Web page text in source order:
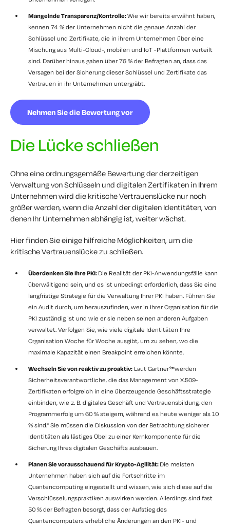
Mangelnde Transparenz/Kontrolle:Wie wir bereits erwähnt haben,
kennen 74 % der Unternehmen nicht die genaue Anzahl der
Schlüssel und Zertifikate, die in ihrem Unternehmen über eine
Mischung aus Multi-Cloud-, mobilen und IoT -Plattformen verteilt
sind. Darüber hinaus gaben über 76 % der Befragten an, dass das
Versagen bei der Sicherung dieser Schlüssel und Zertifikate das
Vertrauen in ihr Unternehmen untergräbt.
Nehmen Sie die Bewertung vor
Die Lücke schließen
Ohne eine ordnungsgemäße Bewertung der derzeitigen
Verwaltung von Schlüsseln und digitalen Zertifikaten in Ihrem
Unternehmen wird die kritische Vertrauenslücke nur noch
größer werden, wenn die Anzahl der digitalen Identitäten, von
denen Ihr Unternehmen abhängig ist, weiter wächst.
Hier finden Sie einige hilfreiche Möglichkeiten, um die
kritische Vertrauenslücke zu schließen.
Überdenken Sie Ihre PKI: Die Realität der PKI-Anwendungsfälle kann
überwältigend sein, und es ist unbedingt erforderlich, dass Sie eine
langfristige Strategie für die Verwaltung Ihrer PKI haben. Führen Sie
ein Audit durch, um herauszufinden, wer in Ihrer Organisation für die
PKI zuständig ist und wie er sie neben seinen anderen Aufgaben
verwaltet. Verfolgen Sie, wie viele digitale Identitäten Ihre
Organisation Woche für Woche ausgibt, um zu sehen, wo die
maximale Kapazität einen Breakpoint erreichen könnte.
Wechseln Sie von reaktiv zu proaktiv: Laut Gartner*"werden
Sicherheitsverantwortliche, die das Management von X.509-
Zertifikaten erfolgreich in eine überzeugende Geschäftsstrategie
einbinden, wie z. B. digitales Geschäft und Vertrauensbildung, den
Programmerfolg um 60 % steigern, während es heute weniger als 10
% sind." Sie müssen die Diskussion von der Betrachtung sicherer
Identitäten als lästiges Übel zu einer Kernkomponente für die
Sicherung Ihres digitalen Geschäfts ausbauen.
Planen Sie vorausschauend für Krypto-Agilität: Die meisten
Unternehmen haben sich auf die Fortschritte im
Quantencomputing eingestellt und wissen, wie sich diese auf die
Verschlüsselungspraktiken auswirken werden. Allerdings sind fast
50 % der Befragten besorgt, dass der Aufstieg des
Quantencomputers erhebliche Änderungen an den PKI- und